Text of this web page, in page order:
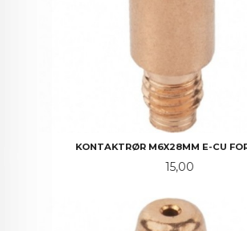
KONTAKTRØR M6X28MM E-CU
Pris
15,00